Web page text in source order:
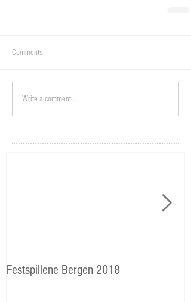
Comments
Write a comment...
Festspillene Bergen 2018